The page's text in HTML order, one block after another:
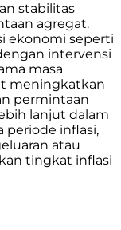
stabilitas
agregat.
ekonomi seperti
intervensi
masa
meningkatkan
permintaan
lanjut dalam
periode inflasi,
atau
tingkat inflasi